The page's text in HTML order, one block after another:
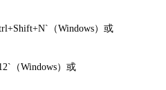
（Windows）或
（Windows）或